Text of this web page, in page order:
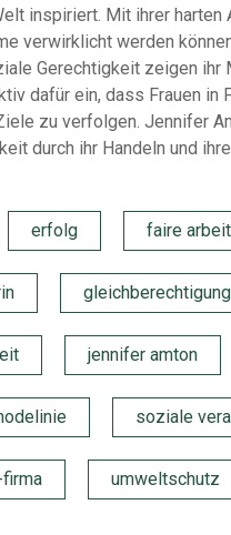
inspiriert. Mit ihrer harten
verwirklicht werden
Gerechtigkeit zeigen ihr
dafür ein, dass Frauen in
zu verfolgen. Jennifer
durch ihr Handeln und
erfolg faire
gleichberechtigung
jennifer amton
soziale
umweltschutz